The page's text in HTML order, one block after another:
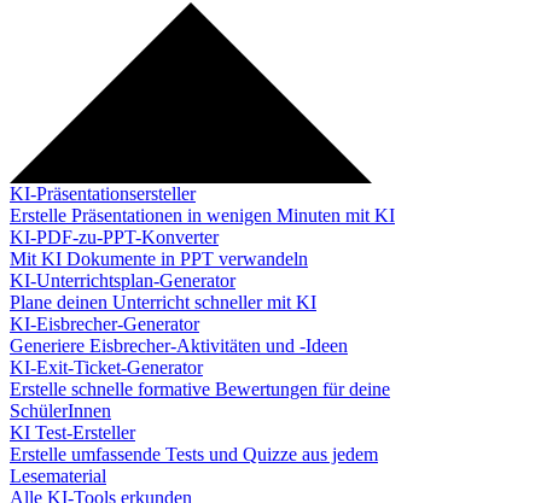
KI-Präsentationsersteller
Erstelle Präsentationen in wenigen Minuten mit KI
KI-PDF-zu-PPT-Konverter
Mit KI Dokumente in PPT verwandeln
KI-Unterrichtsplan-Generator
Plane deinen Unterricht schneller mit KI
KI-Eisbrecher-Generator
Generiere Eisbrecher-Aktivitäten und -Ideen
KI-Exit-Ticket-Generator
Erstelle schnelle formative Bewertungen für deine
SchülerInnen
KI Test-Ersteller
Erstelle umfassende Tests und Quizze aus jedem
Lesematerial
Alle KI-Tools erkunden